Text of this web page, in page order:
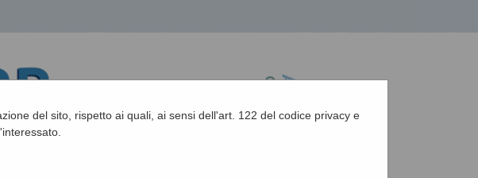
del sito, rispetto ai quali, ai sensi dell'art. 122 del codice privacy e